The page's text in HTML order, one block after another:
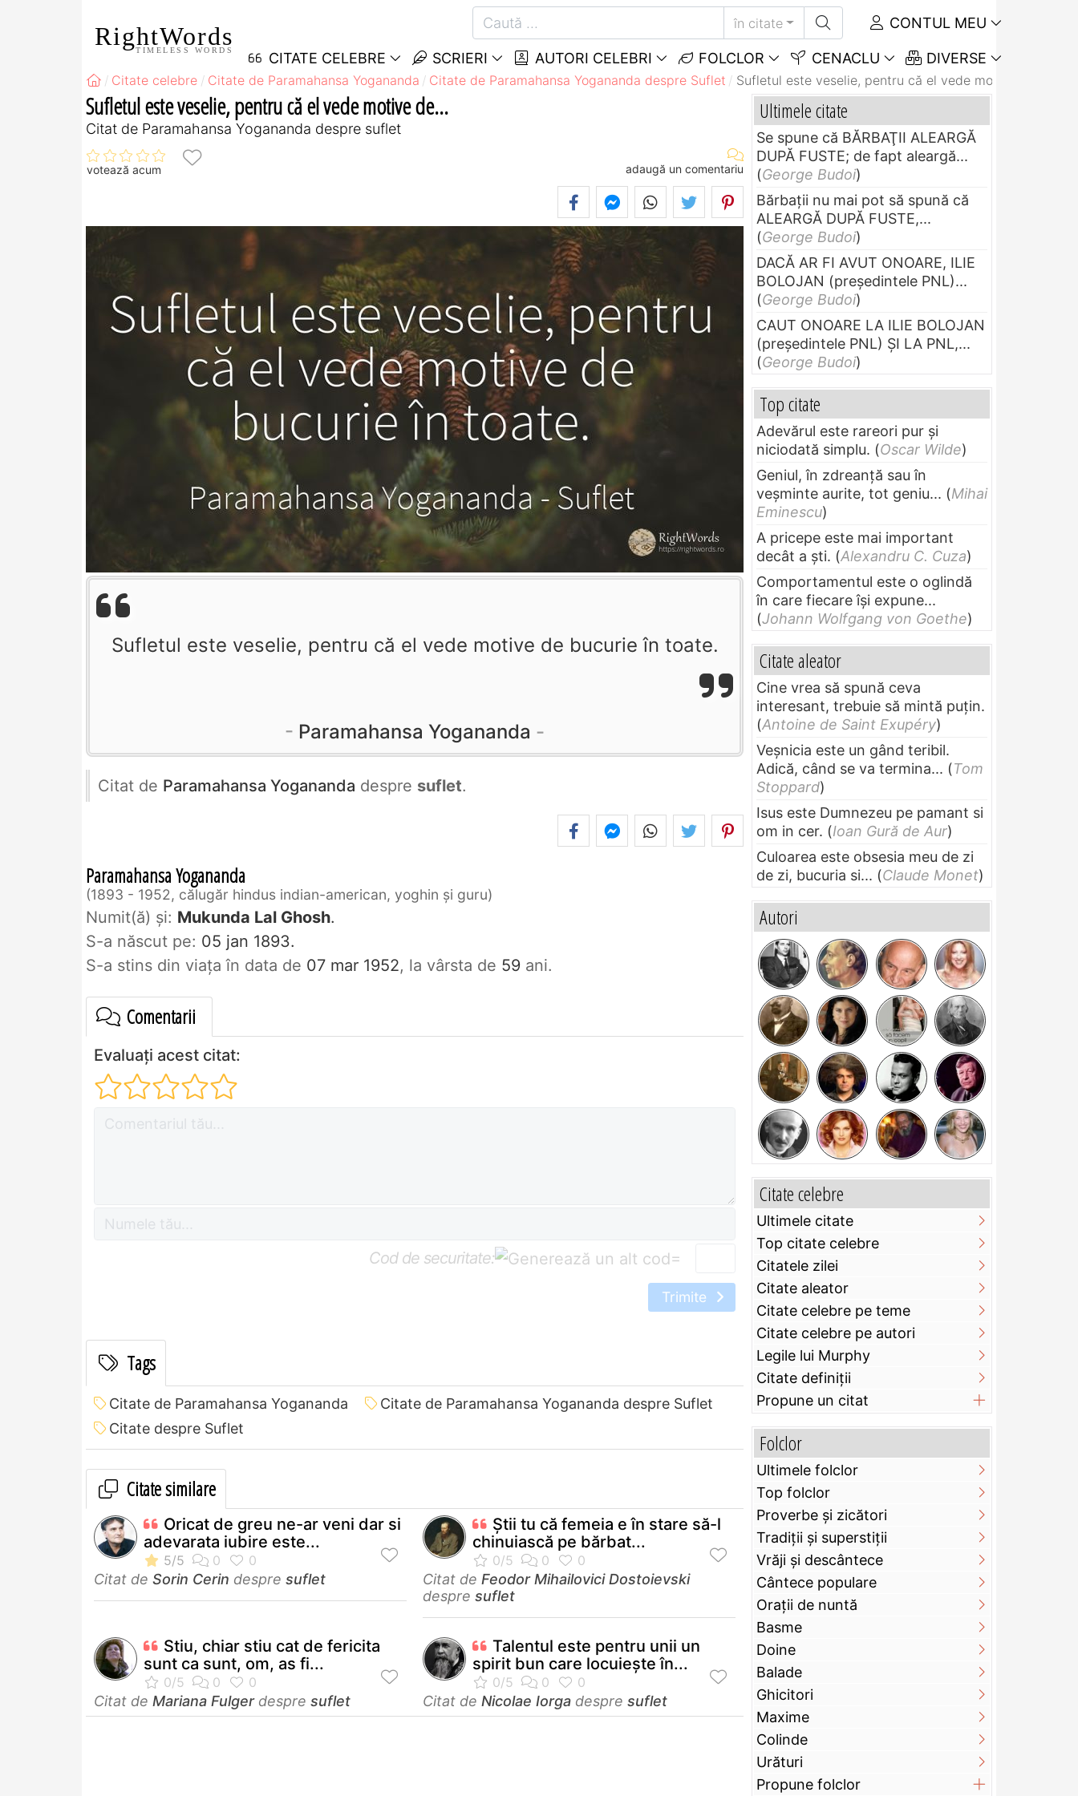
RightWords
TIMELESS WORDS
în citate CONTUL MEU
CITATE CELEBRE SCRIERI AUTORI CELEBRI FOLCLOR CENACLU DIVERSE
Citate celebre Citate de Paramahansa Yogananda Citate de Paramahansa Yogananda despre Suflet Sufletul este veselie, pentru că el vede motive de...
Sufletul este veselie, pentru că el vede motive de...
Citat de Paramahansa Yogananda despre suflet
votează acum adaugă un comentariu
Sufletul este veselie, pentru că el vede motive de bucurie în toate.
Paramahansa Yogananda
Citat de Paramahansa Yogananda despre suflet.
Paramahansa Yogananda
1893 - 1952, călugăr hindus indian-american, yoghin și guru
Numit(ă) și: Mukunda Lal Ghosh.
S-a născut pe: 05 jan 1893.
S-a stins din viaţa în data de 07 mar 1952, la vârsta de 59 ani.
Comentarii
Evaluați acest citat:
Cod de securitate: =
Trimite
Tags
Citate de Paramahansa Yogananda
Citate de Paramahansa Yogananda despre Suflet
Citate despre Suflet
Citate similare
Oricat de greu ne-ar veni dar si
adevarata iubire este...
Citat de Sorin Cerin despre suflet
Ştii tu că femeia e în stare să-l
chinuiască pe bărbat...
Citat de Feodor Mihailovici Dostoievski
despre suflet
Stiu, chiar stiu cat de fericita
sunt ca sunt, om, as fi...
Citat de Mariana Fulgerdespre suflet
Talentul este pentru unii un
spirit bun care locuieşte în...
Citat de Nicolae Iorga despre suflet
Ultimele citate
Se spune că BĂRBAŢII ALEARGĂ
DUPĂ FUSTE; de fapt aleargă...
(George Budoi)
Bărbaţii nu mai pot să spună că
ALEARGĂ DUPĂ FUSTE,...
(George Budoi)
DACĂ AR FI AVUT ONOARE, ILIE
BOLOJAN (preşedintele PNL)...
(George Budoi)
CAUT ONOARE LA ILIE BOLOJAN
(preşedintele PNL) ŞI LA PNL,...
(George Budoi)
Top citate
Adevărul este rareori pur și
niciodată simplu. (Oscar Wilde)
Geniul, în zdreanţă sau în
veşminte aurite, tot geniu... (Mihai
Eminescu)
A pricepe este mai important
decât a ști. (Alexandru C. Cuza)
Comportamentul este o oglindă
în care fiecare își expune...
(Johann Wolfgang von Goethe)
Citate aleator
Cine vrea să spună ceva
interesant, trebuie să mintă puțin.
(Antoine de Saint Exupéry)
Veșnicia este un gând teribil.
Adică, când se va termina... (Tom
Stoppard)
Isus este Dumnezeu pe pamant si
om in cer. (Ioan Gură de Aur)
Culoarea este obsesia meu de zi
de zi, bucuria si... (Claude Monet)
Autori
Citate celebre
Ultimele citate
Top citate celebre
Citatele zilei
Citate aleator
Citate celebre pe teme
Citate celebre pe autori
Legile lui Murphy
Citate definiţii
Propune un citat
Folclor
Ultimele folclor
Top folclor
Proverbe și zicători
Tradiții și superstiții
Vrăji și descântece
Cântece populare
Orații de nuntă
Basme
Doine
Balade
Ghicitori
Maxime
Colinde
Urături
Propune folclor